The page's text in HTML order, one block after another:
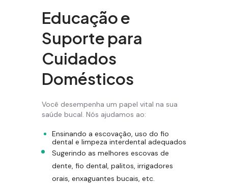
Educação e
Suporte para
Cuidados
Domésticos
Você desempenha um papel vital na sua
saúde bucal. Nós ajudamos ao:
Ensinando a escovação, uso do fio
dental e limpeza interdental adequados
Sugerindo as melhores escovas de
dente, fio dental, palitos, irrigadores
orais, enxaguantes bucais, etc.